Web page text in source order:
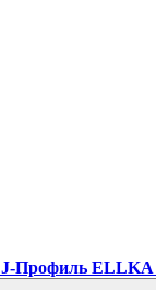
J-Профиль ELLKA